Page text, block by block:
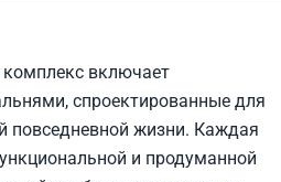
включает
спроектированные для
повседневной жизни. Каждая
и продуманной